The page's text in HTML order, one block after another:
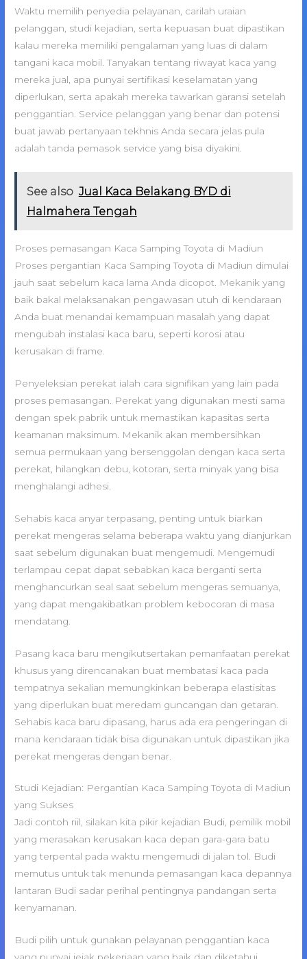
Waktu memilih penyedia pelayanan, carilah uraian
pelanggan, studi kejadian, serta kepuasan buat dipastikan
kalau mereka memiliki pengalaman yang luas di dalam
tangani kaca mobil. Tanyakan tentang riwayat kaca yang
mereka jual, apa punyai sertifikasi keselamatan yang
diperlukan, serta apakah mereka tawarkan garansi setelah
penggantian. Service pelanggan yang benar dan potensi
buat jawab pertanyaan tekhnis Anda secara jelas pula
adalah tanda pemasok service yang bisa diyakini.
See also Jual Kaca Belakang BYD di
Halmahera Tengah
Proses pemasangan Kaca Samping Toyota di Madiun
Proses pergantian Kaca Samping Toyota di Madiun dimulai
jauh saat sebelum kaca lama Anda dicopot. Mekanik yang
baik bakal melaksanakan pengawasan utuh di kendaraan
Anda buat menandai kemampuan masalah yang dapat
mengubah instalasi kaca baru, seperti korosi atau
kerusakan di frame.
Penyeleksian perekat ialah cara signifikan yang lain pada
proses pemasangan. Perekat yang digunakan mesti sama
dengan spek pabrik untuk memastikan kapasitas serta
keamanan maksimum. Mekanik akan membersihkan
semua permukaan yang bersenggolan dengan kaca serta
perekat, hilangkan debu, kotoran, serta minyak yang bisa
menghalangi adhesi.
Sehabis kaca anyar terpasang, penting untuk biarkan
perekat mengeras selama beberapa waktu yang dianjurkan
saat sebelum digunakan buat mengemudi. Mengemudi
terlampau cepat dapat sebabkan kaca berganti serta
menghancurkan seal saat sebelum mengeras semuanya,
yang dapat mengakibatkan problem kebocoran di masa
mendatang.
Pasang kaca baru mengikutsertakan pemanfaatan perekat
khusus yang direncanakan buat membatasi kaca pada
tempatnya sekalian memungkinkan beberapa elastisitas
yang diperlukan buat meredam guncangan dan getaran.
Sehabis kaca baru dipasang, harus ada era pengeringan di
mana kendaraan tidak bisa digunakan untuk dipastikan jika
perekat mengeras dengan benar.
Studi Kejadian: Pergantian Kaca Samping Toyota di Madiun
yang Sukses
Jadi contoh riil, silakan kita pikir kejadian Budi, pemilik mobil
yang merasakan kerusakan kaca depan gara-gara batu
yang terpental pada waktu mengemudi di jalan tol. Budi
memutus untuk tak menunda pemasangan kaca depannya
lantaran Budi sadar perihal pentingnya pandangan serta
kenyamanan.
Budi pilih untuk gunakan pelayanan penggantian kaca